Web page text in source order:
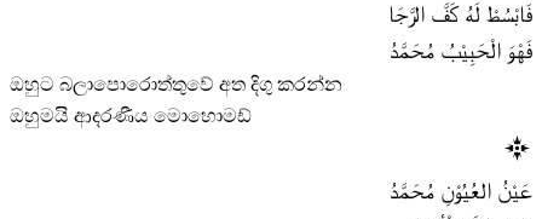
فَابْسُطْ لَهُ كَفَّ الرَّجَا
فَهْوَ الْحَبِيْبُ مُحَمَّدُ
ඔහුට බලාපොරොත්තුවේ අත දිගු කරන්න
ඔහුමයි ආදරණීය මොහොමඩ්
عَيْنُ العُيُوْنِ مُحَمَّدُ